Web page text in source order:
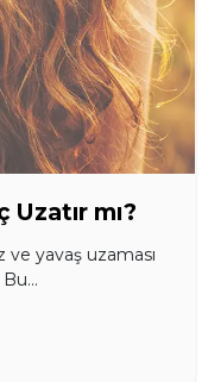
Uzatır mı?
ve yavaş uzaması